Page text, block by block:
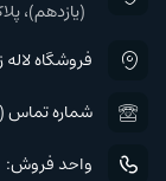
(یازدهم)، پلاک 17، ساختمان
فروشگاه لاله
شماره تماس (30 خط):
واحد فروش: